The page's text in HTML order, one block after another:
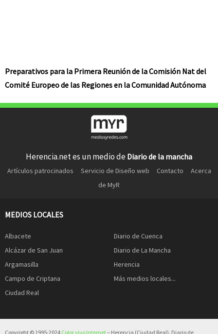
Preparativos para la Primera Reunión de la Comisión Nat del
Comité Europeo de las Regiones en la Comunidad Autónoma
Herencia.net es un medio de Diario de la mancha
Artículos patrocinados Servicio de Diseño web Contacto
Acerca
de MyR
MEDIOS LOCALES
Albacete
Alcázar de San Juan
Argamasilla
Campo de Criptana
Ciudad Real
Diario de Cuenca
Diario de La Mancha
Herencia
Más medios locales...
Copyright © 1995-2024 Color vivo Internet– Herencia (Ciudad Real). Diario de